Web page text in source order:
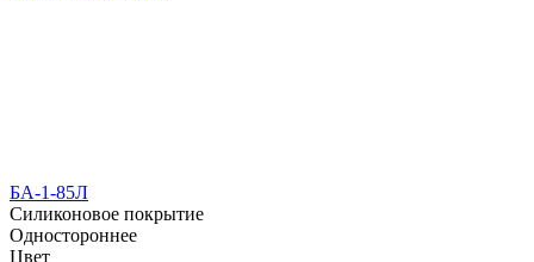
БА-1-85Л
Силиконовое покрытие
Одностороннее
Цвет